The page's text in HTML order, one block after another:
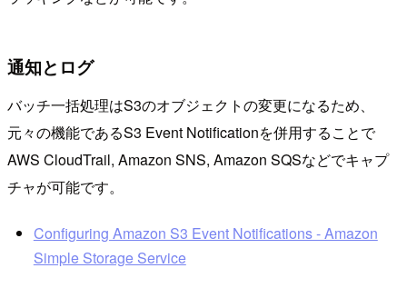
通知とログ
バッチ一括処理はS3のオブジェクトの変更になるため、
元々の機能であるS3 Event Notificationを併用することで
AWS CloudTrail, Amazon SNS, Amazon SQSなどでキャプ
チャが可能です。
Configuring Amazon S3 Event Notifications - Amazon
Simple Storage Service